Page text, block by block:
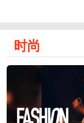
时尚